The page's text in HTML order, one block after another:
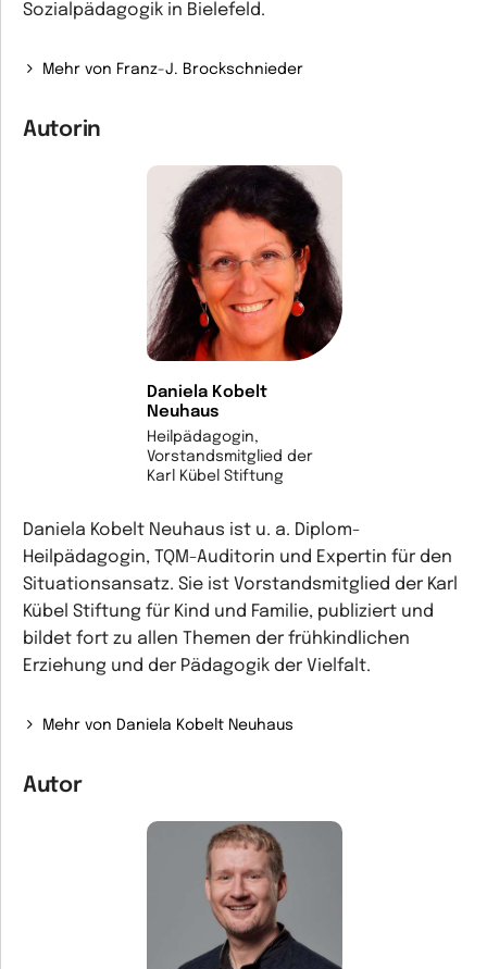
Sozialpädagogik in Bielefeld.
Mehr von Franz-J. Brockschnieder
Autorin
Daniela Kobelt
Neuhaus
Heilpädagogin,
Vorstandsmitglied der
Karl Kübel Stiftung
Daniela Kobelt Neuhaus ist u. a. Diplom-
Heilpädagogin, TQM-Auditorin und Expertin für den
Situationsansatz. Sie ist Vorstandsmitglied der Karl
Kübel Stiftung für Kind und Familie, publiziert und
bildet fort zu allen Themen der frühkindlichen
Erziehung und der Pädagogik der Vielfalt.
Mehr von Daniela Kobelt Neuhaus
Autor